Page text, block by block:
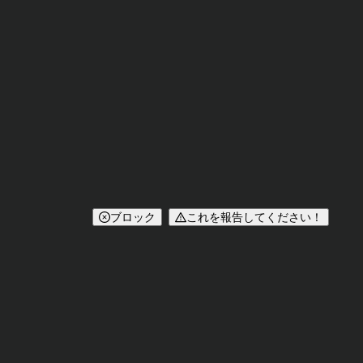
ブロック これを報告してください！